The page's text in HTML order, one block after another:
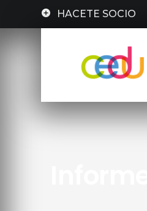
HACETE SOCIO